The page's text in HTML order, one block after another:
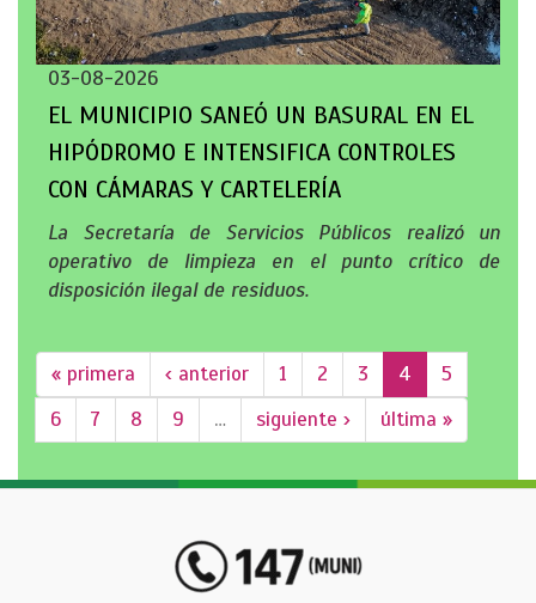
03-08-2026
EL MUNICIPIO SANEÓ UN BASURAL EN EL
HIPÓDROMO E INTENSIFICA CONTROLES
CON CÁMARAS Y CARTELERÍA
La Secretaría de Servicios Públicos realizó un
operativo de limpieza en el punto crítico de
disposición ilegal de residuos.
« primera ‹ anterior 1 2 3 4
5
6
7 8 9 … siguiente › última »